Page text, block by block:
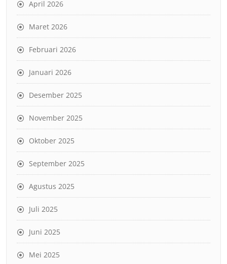
April 2026
Maret 2026
Februari 2026
Januari 2026
Desember 2025
November 2025
Oktober 2025
September 2025
Agustus 2025
Juli 2025
Juni 2025
Mei 2025